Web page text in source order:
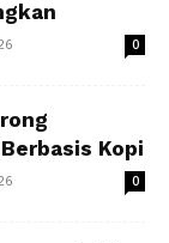
0
Kopi
0